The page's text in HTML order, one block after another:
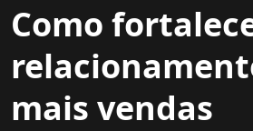
Como
mais vendas